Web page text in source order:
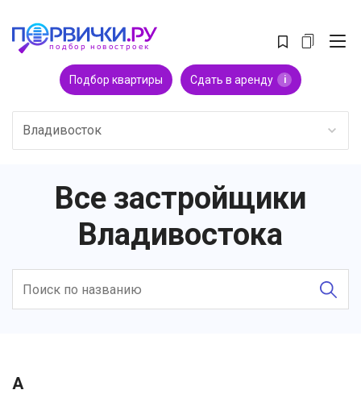
Подбор квартиры Сдать в аренду i
Владивосток
Все застройщики
Владивостока
A